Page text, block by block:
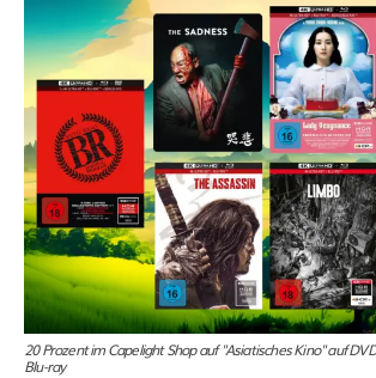
20 Prozent im Capelight Shop auf "Asiatisches Kino" auf
Blu-ray